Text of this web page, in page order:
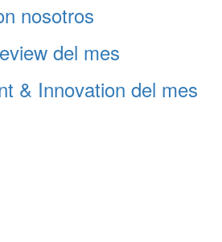
nosotros
del mes
& Innovation del mes